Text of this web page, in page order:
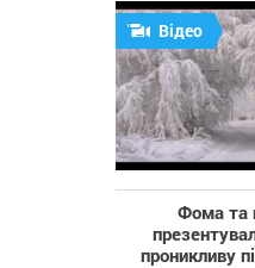
Відео
Фома та
проникливу